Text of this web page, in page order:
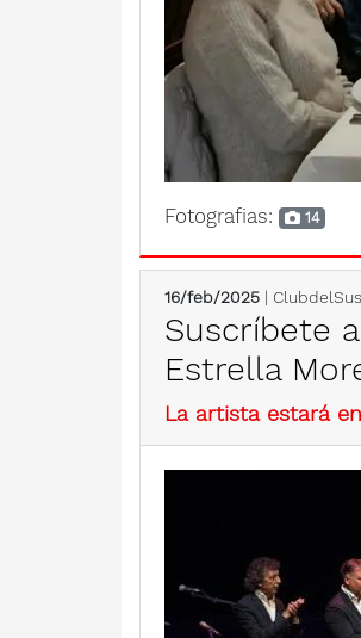
Fotografias: 14
16/feb/2025 |
Suscríbete
Estrella
La artista estará